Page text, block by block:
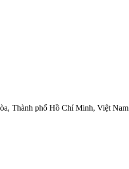
Thành phố Hồ Chí Minh, Việt Nam